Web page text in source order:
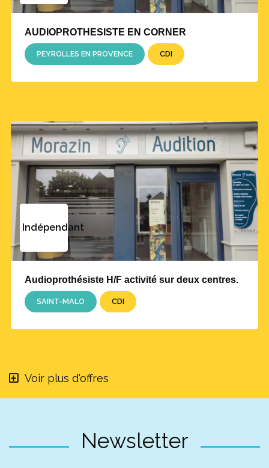
AUDIOPROTHESISTE EN CORNER
PEYROLLES EN PROVENCE CDI
Indépendant
Audioprothésiste H/F activité sur deux centres.
SAINT-MALO CDI
Voir plus d'offres
Newsletter